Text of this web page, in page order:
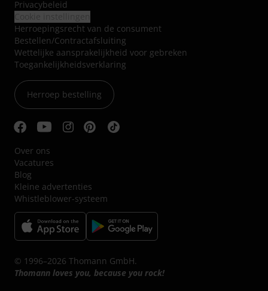
Privacybeleid
Herroepingsrecht van de consument
Bestellen/Contractafsluiting
Wettelijke aansprakelijkheid voor gebreken
Toegankelijkheidsverklaring
Herroep bestelling
Over ons
Vacatures
Blog
Kleine advertenties
Whistleblower-systeem
© 1996–2026 Thomann GmbH.
Thomann loves you, because you rock!